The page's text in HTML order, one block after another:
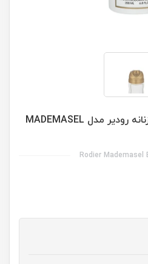
اسپری خوشبو کننده بدن زنانه رودیر مدل MADEMASEL
Rodier Mademasel